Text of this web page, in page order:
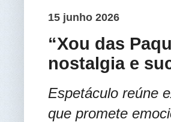
15 junho 2026
“Xou das
nostalgia e
Espetáculo reúne
que promete